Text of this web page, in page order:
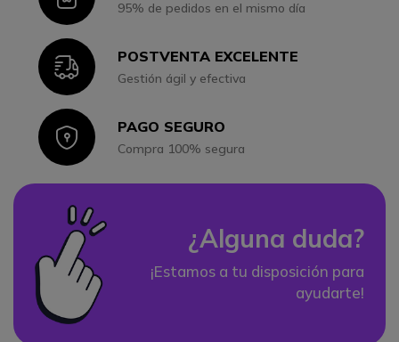
95% de pedidos en el mismo día
IconPOSTVENTA EXCELENTE
Gestión ágil y efectiva
IconPAGO SEGURO
Compra 100% segura
¿Alguna duda?
¡Estamos a tu disposición para
ayudarte!